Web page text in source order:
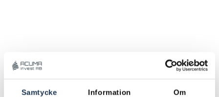
Samtycke Information Om